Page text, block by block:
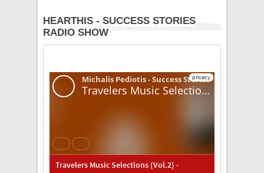
HEARTHIS - SUCCESS STORIES
RADIO SHOW